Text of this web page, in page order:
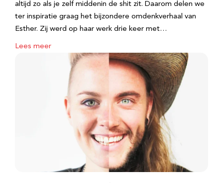
altijd zo als je zelf middenin de shit zit. Daarom delen we
ter inspiratie graag het bijzondere omdenkverhaal van
Esther. Zij werd op haar werk drie keer met…
Lees meer